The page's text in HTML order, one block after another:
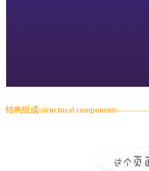
结构组成/structural components